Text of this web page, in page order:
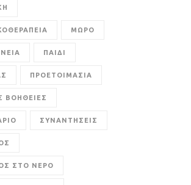
ΜΩΡΟ
ΠΑΙΔΙ
ΠΡΟΕΤΟΙΜΑΣΙΑ
ΒΟΗΘΕΙΕΣ
ΣΥΝΑΝΤΗΣΕΙΣ
ΣΤΟ ΝΕΡΟ